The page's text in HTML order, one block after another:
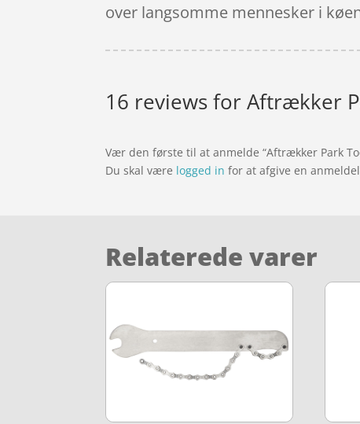
over langsomme mennesker i
16 reviews forAftrækker
Vær den første til at anmelde “Aftrækker Park
Du skal være logged in for at afgive en
Relaterede varer